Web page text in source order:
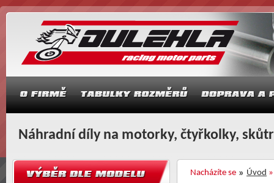
Náhradní díly na motorky, čtyřkolky,
Nacházíte se Úvod